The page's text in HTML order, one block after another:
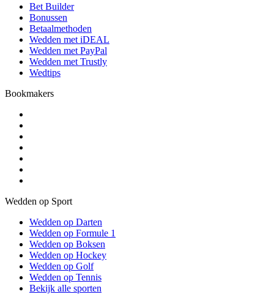
Bet Builder
Bonussen
Betaalmethoden
Wedden met iDEAL
Wedden met PayPal
Wedden met Trustly
Wedtips
Bookmakers
Wedden op Sport
Wedden op Darten
Wedden op Formule 1
Wedden op Boksen
Wedden op Hockey
Wedden op Golf
Wedden op Tennis
Bekijk alle sporten